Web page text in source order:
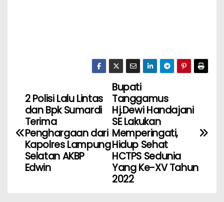
Bupati
Tanggamus
Hj.Dewi Handajani
SE Lakukan
Memperingati,
Hidup Sehat
HCTPS Sedunia
Yang Ke-XV Tahun
2022
2 Polisi Lalu Lintas
dan Bpk Sumardi
Terima
Penghargaan dari
Kapolres Lampung
Selatan AKBP
Edwin